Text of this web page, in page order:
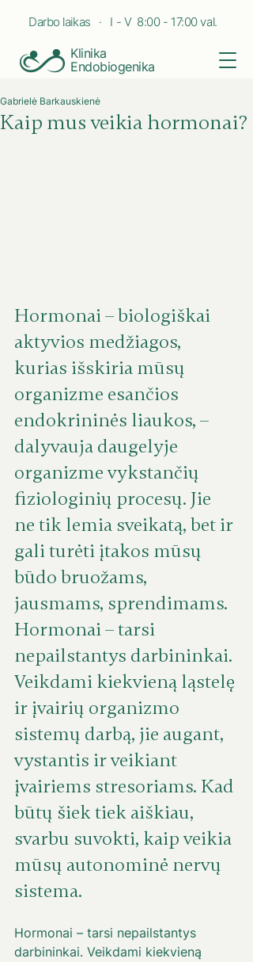
Darbo laikas · I - V 8:00 - 17:00 val.
Klinika
Endobiogenika
Kaip mus veikia hormonai?
Gabrielė Barkauskienė
Hormonai – biologiškai
aktyvios medžiagos,
kurias išskiria mūsų
organizme esančios
endokrininės liaukos, –
dalyvauja daugelyje
organizme vykstančių
fiziologinių procesų. Jie
ne tik lemia sveikatą, bet ir
gali turėti įtakos mūsų
būdo bruožams,
jausmams, sprendimams.
Hormonai – tarsi
nepailstantys darbininkai.
Veikdami kiekvieną ląstelę
ir įvairių organizmo
sistemų darbą, jie augant,
vystantis ir veikiant
įvairiems stresoriams. Kad
būtų šiek tiek aiškiau,
svarbu suvokti, kaip veikia
mūsų autonominė nervų
sistema.
Hormonai – tarsi nepailstantys
darbininkai. Veikdami kiekvieną